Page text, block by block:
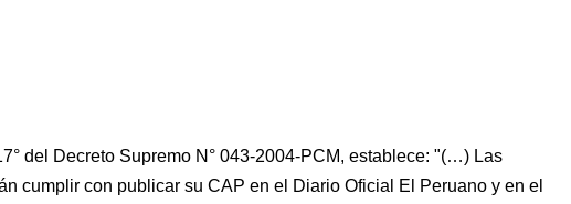
del Decreto Supremo N° 043-2004-PCM, establece: "(…) Las
cumplir con publicar su CAP en el Diario Oficial El Peruano y en el